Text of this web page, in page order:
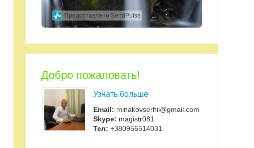
Предоставлено SendPulse
Добро пожаловать!
Узнать больше
Email: minakovserhii@gmail.com
Skype: magistr081
Тел: +380956514031